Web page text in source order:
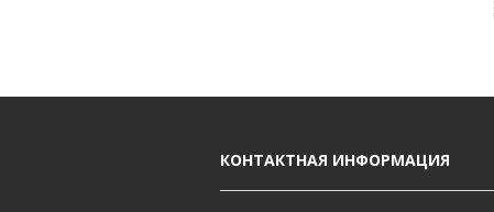
КОНТАКТНАЯ ИНФОРМАЦИЯ